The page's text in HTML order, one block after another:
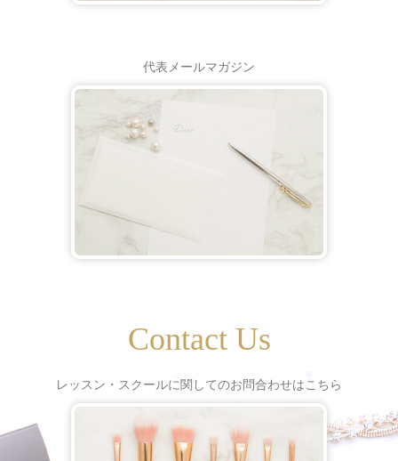
代表メールマガジン
Contact Us
レッスン・スクールに関してのお問合わせはこちら